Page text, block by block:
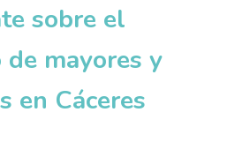
sobre el
de mayores y
en Cáceres